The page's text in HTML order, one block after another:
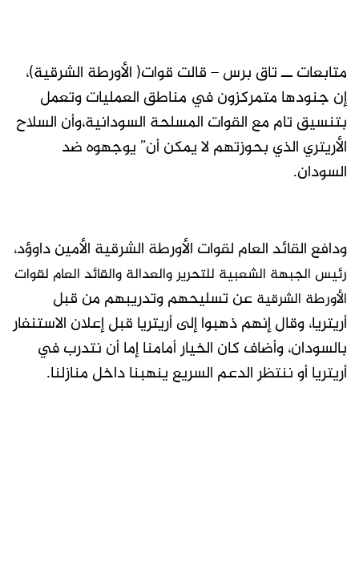
متابعات ــ تاق برس – قالت قوات( الأورطة الشرقية)،
إن جنودها متمركزون في مناطق العمليات وتعمل
بتنسيق تام مع القوات المسلحة السودانية،وأن السلاح
الأريتري الذي بحوزتهم لا يمكن أن” يوجهوه ضد
السودان.
ودافع القائد العام لقوات الأورطة الشرقية الأمين داوؤد،
رئيس الجبهة الشعبية للتحرير والعدالة والقائد العام لقوات
الأورطة الشرقية عن تسليحهم وتدريبهم من قبل
أريتريا، وقال إنهم ذهبوا إلى أريتريا قبل إعلان الاستنفار
بالسودان، وأضاف كان الخيار أمامنا إما أن نتدرب في
أريتريا أو ننتظر الدعم السريع ينهبنا داخل منازلنا.